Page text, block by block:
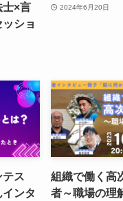
士×言
ショ
2024年6月20日
ス
インタ
組織で働く高
者～職場の理